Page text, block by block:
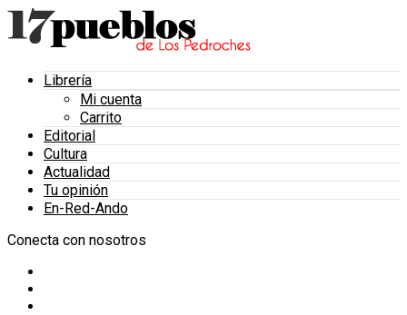
Librería
Mi cuenta
Carrito
Editorial
Cultura
Actualidad
Tu opinión
En-Red-Ando
Conecta con nosotros